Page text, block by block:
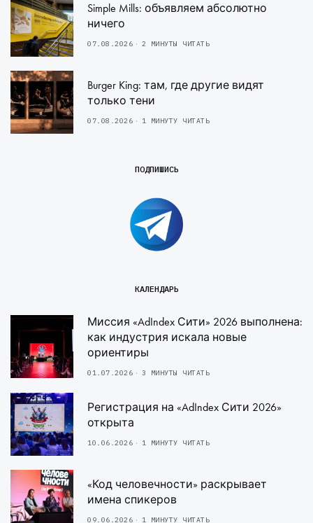
Simple Mills: объявляем абсолютно
ничего
07.08.2026 2 МИНУТЫ ЧИТАТЬ
Burger King: там, где другие видят
только тени
07.08.2026 1 МИНУТУ ЧИТАТЬ
ПОДПИШИСЬ
КАЛЕНДАРЬ
Миссия «AdIndex Сити» 2026 выполнена:
как индустрия искала новые
ориентиры
01.07.2026 3 МИНУТЫ ЧИТАТЬ
Регистрация на «AdIndex Сити 2026»
открыта
10.06.2026 1 МИНУТУ ЧИТАТЬ
«Код человечности» раскрывает
имена спикеров
09.06.2026 1 МИНУТУ ЧИТАТЬ